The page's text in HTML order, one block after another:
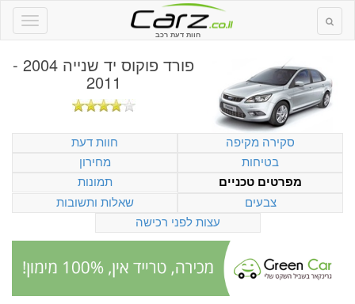
חוות דעת רכב
פורד פוקוס יד שנייה 2004 -
2011
סקירה מקיפה
חוות דעת
בטיחות
מחירון
מפרטים טכניים
תמונות
צבעים
שאלות ותשובות
עצות לפני רכישה